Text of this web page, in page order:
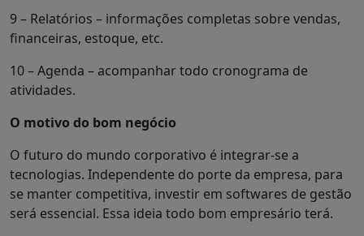
9 – Relatórios – informações completas sobre vendas,
financeiras, estoque, etc.
10 – Agenda – acompanhar todo cronograma de
atividades.
O motivo do bom negócio
O futuro do mundo corporativo é integrar-se a
tecnologias. Independente do porte da empresa, para
se manter competitiva, investir em softwares de gestão
será essencial. Essa ideia todo bom empresário terá.